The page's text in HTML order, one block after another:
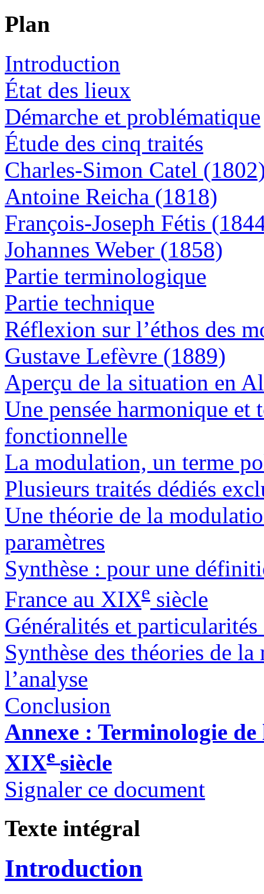
Plan
Introduction
État des lieux
Démarche et problématique
Étude des cinq traités
Charles-Simon Catel
Antoine Reicha (1818)
François-Joseph Fétis
Johannes Weber (1858)
Partie terminologique
Partie technique
Réflexion sur l’éthos des
Gustave Lefèvre (1889)
Aperçu de la situation en
Une pensée harmonique et
fonctionnelle
La modulation, un terme
Plusieurs traités dédiés
Une théorie de la
paramètres
Synthèse : pour une
France au XIXe siècle
Généralités et
Synthèse des théories de
l’analyse
Conclusion
Annexe : Terminologie
XIXe siècle
Signaler ce document
Texte intégral
Introduction